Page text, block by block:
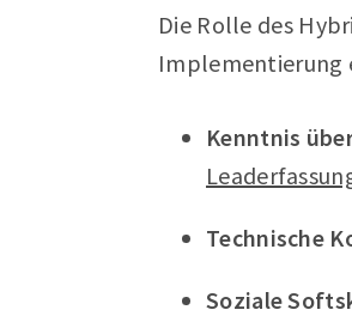
Die Rolle des
Implementierung
Kenntnis
Technische
Soziale